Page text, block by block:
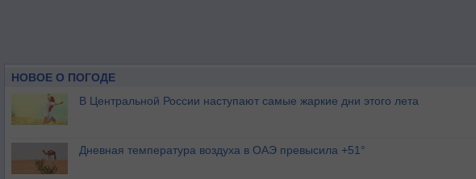
НОВОЕ О ПОГОДЕ
В Центральной России наступают самые жаркие дни этого лета
Дневная температура воздуха в ОАЭ превысила +51°